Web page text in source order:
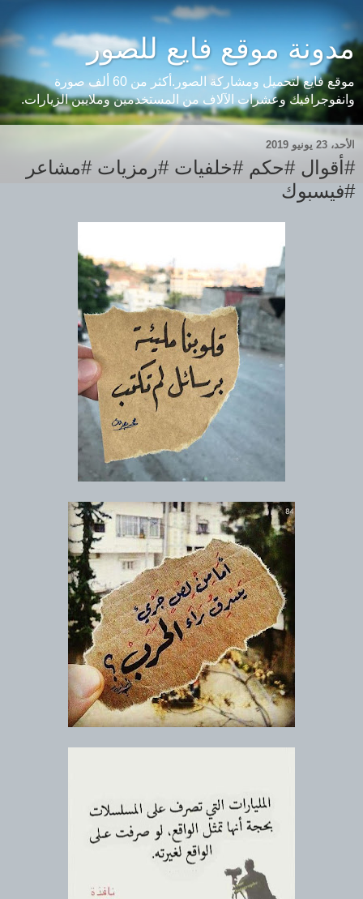
مدونة موقع فايع للصور
موقع فايع لتحميل ومشاركة الصور.أكثر من 60 ألف صورة
وانفوجرافيك وعشرات الآلاف من المستخدمين وملايين الزيارات.
الأحد، 23 يونيو 2019
#أقوال #حكم #خلفيات #رمزيات #مشاعر
#فيسبوك